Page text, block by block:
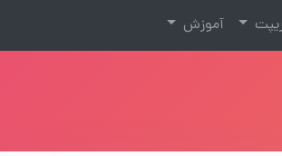
آموزش